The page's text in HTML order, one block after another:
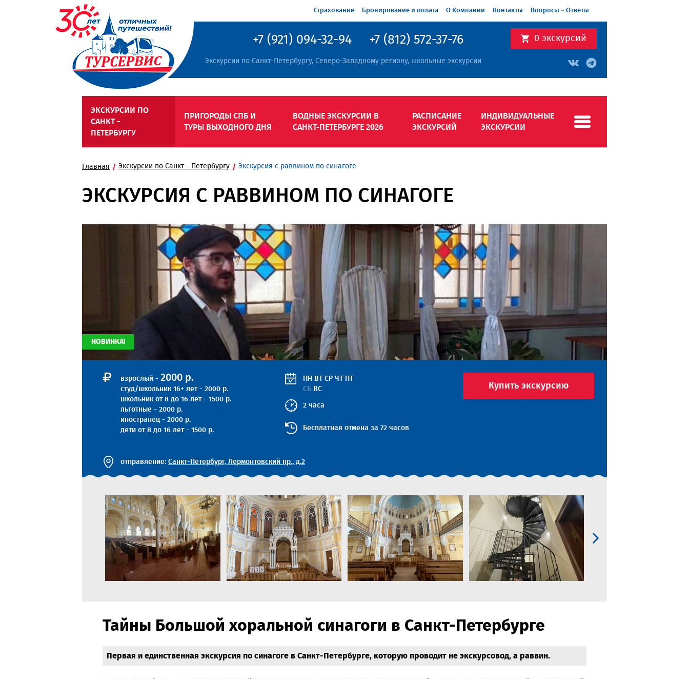
Страхование Бронирование и оплата О Компании Контакты Вопросы – Ответы
+7 (921) 094-32-94 +7 (812) 572-37-76 0 экскурсий
Экскурсии по Санкт-Петербургу, Северо-Западному региону, школьные экскурсии
ЭКСКУРСИИ ПО
САНКТ -
ПЕТЕРБУРГУ
ПРИГОРОДЫ СПБ И
ТУРЫ ВЫХОДНОГО ДНЯ
ВОДНЫЕ ЭКСКУРСИИ В
САНКТ-ПЕТЕРБУРГЕ 2026
РАСПИСАНИЕ
ЭКСКУРСИЙ
ИНДИВИДУАЛЬНЫЕ
ЭКСКУРСИИ
Главная Экскурсии по Санкт - Петербургу Экскурсия с раввином по синагоге
ЭКСКУРСИЯ С РАВВИНОМ ПО СИНАГОГЕ
НОВИНКА!
взрослый - 2000 р.
студ/школьник 16+ лет - 2000 р.
школьник от 8 до 16 лет - 1500 р.
льготные - 2000 р.
иностранец - 2000 р.
дети от 8 до 16 лет - 1500 р.
ПН ВТ СР ЧТ
СБ ВС
2 часа
Бесплатная отмена за 72 часов
Купить экскурсию
отправление: Санкт-Петербург, Лермонтовский пр., д.2
Тайны Большой хоральной синагоги в Санкт-Петербурге
Первая и единственная экскурсия по синагоге в Санкт-Петербурге, которую проводит не экскурсовод, а раввин.